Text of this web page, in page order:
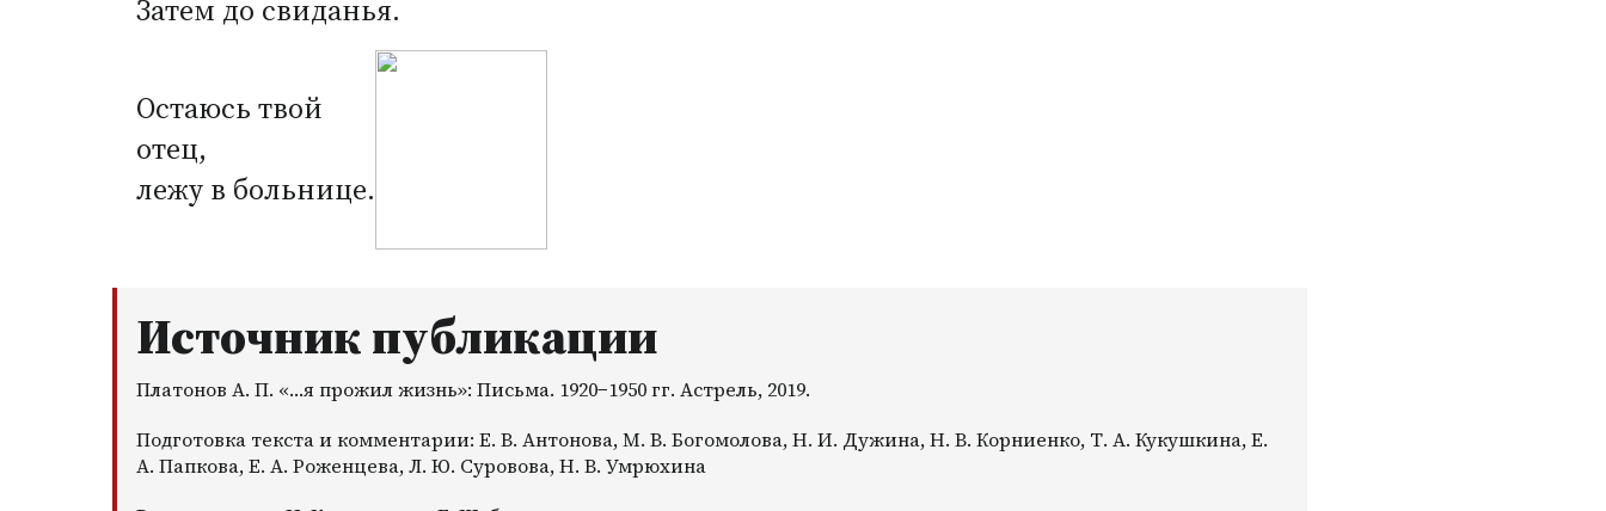
Затем до свиданья.
Остаюсь твой
отец,
лежу в больнице.
Источник публикации
Платонов А. П. «…я прожил жизнь»: Письма. 1920−1950 гг. Астрель, 2019.
Подготовка текста и комментарии: Е. В. Антонова, М. В. Богомолова, Н. И. Дужина, Н. В. Корниенко, Т. А. Кукушкина, Е.
А. Папкова, Е. А. Роженцева, Л. Ю. Суровова, Н. В. Умрюхина